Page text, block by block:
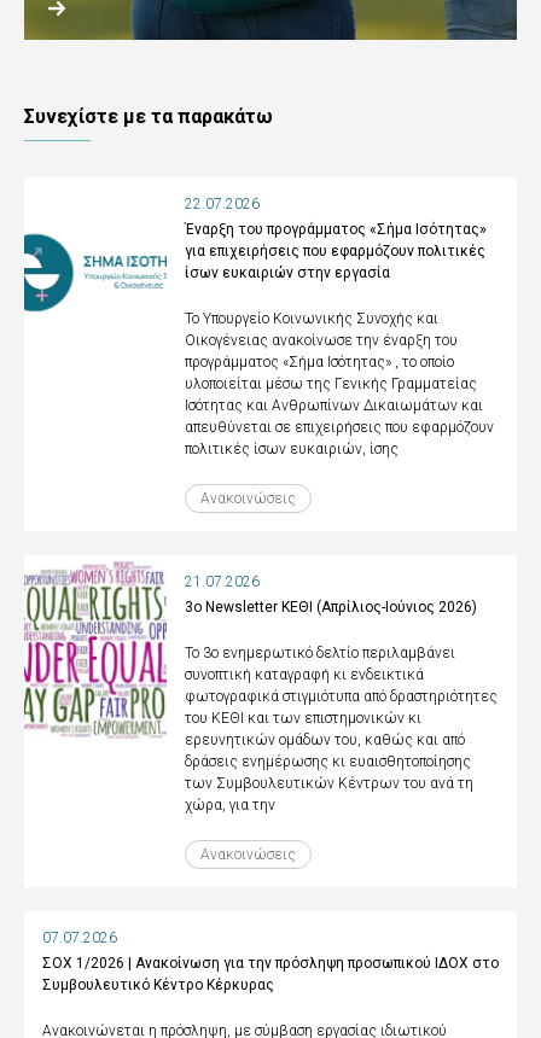
Συνεχίστε με τα παρακάτω
22.07.2026
Έναρξη του προγράμματος «Σήμα Ισότητας»
για επιχειρήσεις που εφαρμόζουν πολιτικές
ίσων ευκαιριών στην εργασία
Το Υπουργείο Κοινωνικής Συνοχής και
Οικογένειας ανακοίνωσε την έναρξη του
προγράμματος «Σήμα Ισότητας» , το οποίο
υλοποιείται μέσω της Γενικής Γραμματείας
Ισότητας και Ανθρωπίνων Δικαιωμάτων και
απευθύνεται σε επιχειρήσεις που εφαρμόζουν
πολιτικές ίσων ευκαιριών, ίσης
Ανακοινώσεις
21.07.2026
3ο Newsletter ΚΕΘΙ (Απρίλιος-Ιούνιος 2026)
Το 3ο ενημερωτικό δελτίο περιλαμβάνει
συνοπτική καταγραφή κι ενδεικτικά
φωτογραφικά στιγμιότυπα από δραστηριότητες
του ΚΕΘΙ και των επιστημονικών κι
ερευνητικών ομάδων του, καθώς και από
δράσεις ενημέρωσης κι ευαισθητοποίησης
των Συμβουλευτικών Κέντρων του ανά τη
χώρα, για την
Ανακοινώσεις
07.07.2026
ΣΟΧ 1/2026 | Ανακοίνωση για την πρόσληψη προσωπικού ΙΔΟΧ στο
Συμβουλευτικό Κέντρο Κέρκυρας
Ανακοινώνεται η πρόσληψη, με σύμβαση εργασίας ιδιωτικού